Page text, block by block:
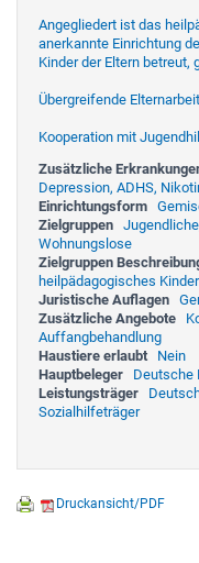
Angegliedert ist das
anerkannte Einrichtung
Kinder der Eltern betreut,
Übergreifende
Kooperation mit
Zusätzliche
Depression, ADHS,
Einrichtungsform
Zielgruppen
Wohnungslose
Zielgruppen
heilpädagogisches
Juristische Auflagen
Zusätzliche Angebote
Auffangbehandlung
Haustiere erlaubt
Nein
Hauptbeleger
Deutsche
Leistungsträger
Sozialhilfeträger
Druckansicht/PDF